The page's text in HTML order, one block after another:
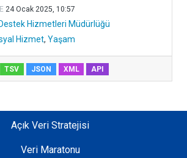
24 Ocak 2025, 10:57
Destek Hizmetleri Müdürlüğü
Hizmet, Yaşam
TSV JSON XML API
Açık Veri Stratejisi
Veri Maratonu